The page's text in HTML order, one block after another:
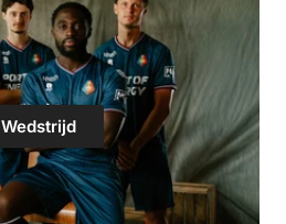
Wedstrijd